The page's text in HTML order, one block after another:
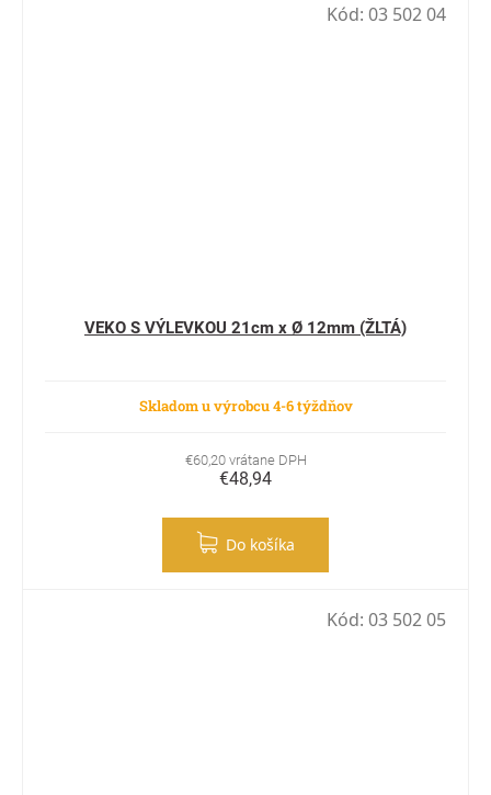
VEKO S VÝLEVKOU 21cm x Ø 12mm (ŽLTÁ)
Skladom u výrobcu 4-6 týždňov
€60,20 vrátane DPH
€48,94
Do košíka
Kód: 03 502 04
Kód: 03 502 05